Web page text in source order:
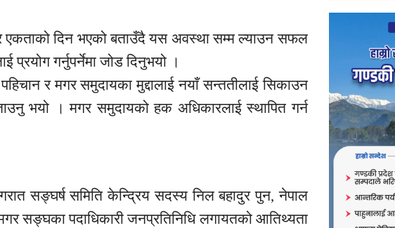
एकताको दिन भएको बताउँदै यस अवस्थासम्म ल्याउन सफल
प्रयोग गर्नुपर्नेमा जोड दिनुभयो ।
पहिचान र मगर समुदायकामुद्दालाई नयाँसन्ततीलाईसिकाउन
भयो । मगर समुदायको हक अधिकारलाई स्थापित गर्न
सङ्घर्ष समिति केन्द्रिय सदस्य निल बहादुर पुन, नेपाल
सङ्घकापदाधिकारीजनप्रतिनिधि लगायतकोआतिथ्यता